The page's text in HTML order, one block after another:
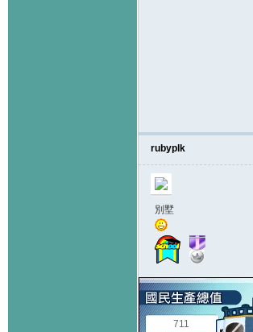
rubyplk
別墅
711